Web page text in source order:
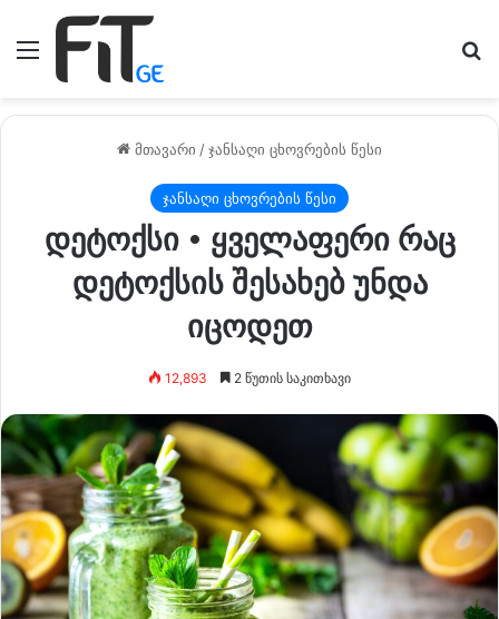
მენიუ
მთავარი /ჯანსაღი ცხოვრების წესი
ჯანსაღი ცხოვრების წესი
დეტოქსი • ყველაფერი რაც
დეტოქსის შესახებ უნდა
იცოდეთ
12,893 2 წუთის საკითხავი